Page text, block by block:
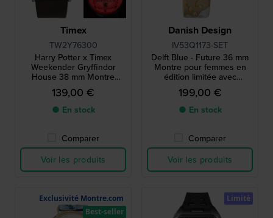
Timex
TW2Y76300
Harry Potter x Timex
Weekender Gryffindor
House 38 mm Montre
d'édition spéciale avec 1
des 4 maisons en guise de
rétroéclairage
139,00 €
● En stock
Comparer
Voir les produits
Danish Design
IV53Q1173-SET
Delft Blue - Future 36 mm
Montre pour femmes en
édition limitée avec
pendentif unique en bleu
de Delft
199,00 €
● En stock
Comparer
Voir les produits
Exclusivité Montre.com
Best-seller
Limité